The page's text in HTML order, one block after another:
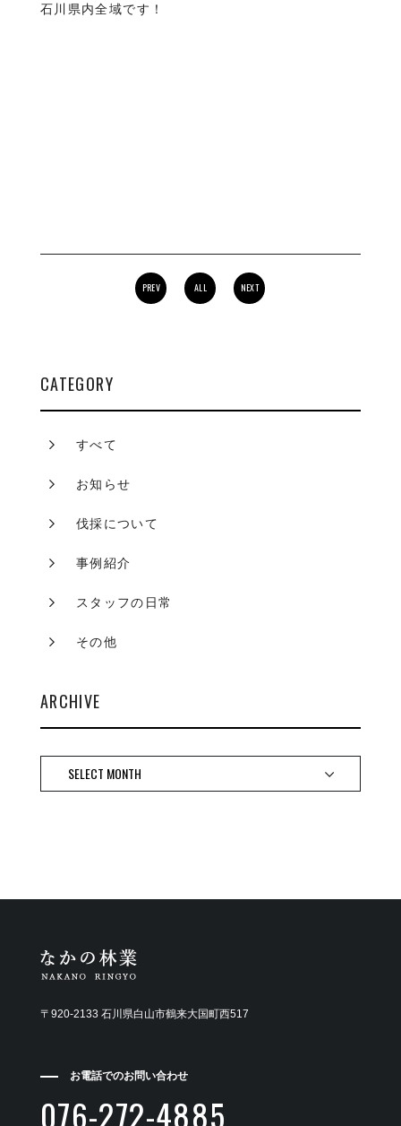
石川県内全域です！
PREV ALL NEXT
CATEGORY
すべて
お知らせ
伐採について
事例紹介
スタッフの日常
その他
ARCHIVE
〒920-2133 石川県白山市鶴来大国町西517
お電話でのお問い合わせ
076-272-4885